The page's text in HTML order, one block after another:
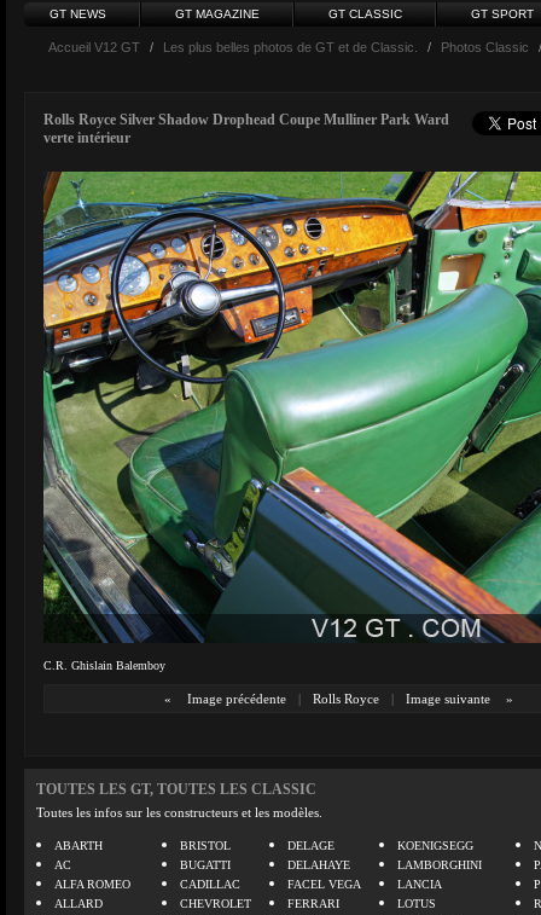
GT NEWS GT MAGAZINE GT CLASSIC GT SPORT
Accueil V12 GT / Les plus belles photos de GT et de Classic. / Photos Classic
Rolls Royce Silver Shadow Drophead Coupe Mulliner Park Ward
verte intérieur
C.R. Ghislain Balemboy
« Image précédente | Rolls Royce | Image suivante »
TOUTES LES GT, TOUTES LES CLASSIC
Toutes les infos sur les constructeurs et les modèles.
ABARTH
AC
ALFA ROMEO
ALLARD
BRISTOL
BUGATTI
CADILLAC
CHEVROLET
DELAGE
DELAHAYE
FACEL VEGA
FERRARI
KOENIGSEGG
LAMBORGHINI
LANCIA
LOTUS